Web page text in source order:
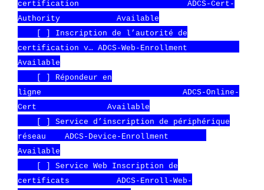
certification ADCS-Cert-
Authority Available
[ ] Inscription de l’autorité de
certification v… ADCS-Web-Enrollment
Available
[ ] Répondeur en
ligne ADCS-Online-
Cert Available
[ ] Service d’inscription de périphérique
réseau ADCS-Device-Enrollment
Available
[ ] Service Web Inscription de
certificats ADCS-Enroll-Web-